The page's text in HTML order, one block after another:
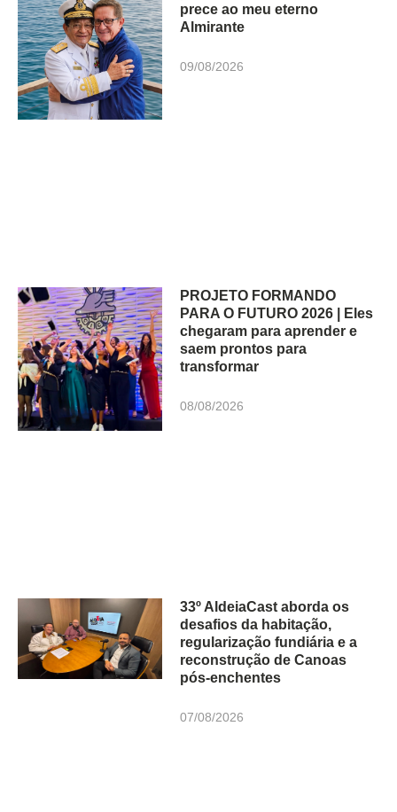
prece ao meu eterno
Almirante
09/08/2026
PROJETO FORMANDO
PARA O FUTURO 2026 | Eles
chegaram para aprender e
saem prontos para
transformar
08/08/2026
33º AldeiaCast aborda os
desafios da habitação,
regularização fundiária e a
reconstrução de Canoas
pós-enchentes
07/08/2026